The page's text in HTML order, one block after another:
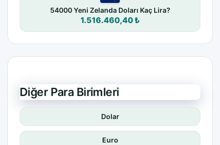
54000 Yeni Zelanda Doları Kaç Lira?
1.516.460,40 ₺
Diğer Para Birimleri
Dolar
Euro